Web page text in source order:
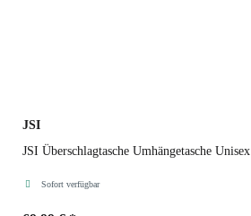
JSI
JSI Überschlagtasche Umhängetasche Unisex
Sofort verfügbar